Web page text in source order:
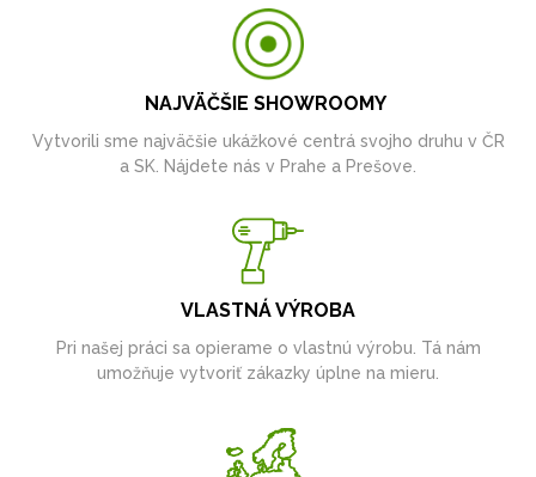
NAJVÄČŠIE SHOWROOMY
Vytvorili sme najväčšie ukážkové centrá svojho druhu v ČR
a SK. Nájdete nás v Prahe a Prešove.
VLASTNÁ VÝROBA
Pri našej práci sa opierame o vlastnú výrobu. Tá nám
umožňuje vytvoriť zákazky úplne na mieru.